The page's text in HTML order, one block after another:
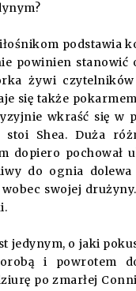
podstawia
powinien
żywi
się także
wkraść się w
Shea. Duża
dopiero pochował
do ognia
swojej
jedynym, o jaki
i powrotem
po zmarłej